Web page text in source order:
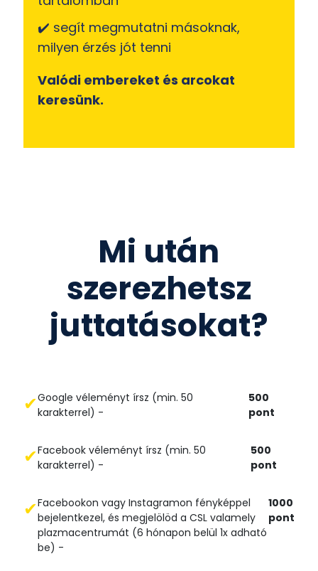
✔️ segít megmutatni másoknak,
milyen érzés jót tenni
Valódi embereket és arcokat
keresünk.
Mi után
szerezhetsz
juttatásokat?
✔Google véleményt írsz (min. 50
karakterrel) -
500
pont
✔Facebook véleményt írsz (min. 50
karakterrel) -
500
pont
✔Facebookon vagy Instagramon fényképpel
bejelentkezel, és megjelölöd a CSL valamely
plazmacentrumát (6 hónapon belül 1x adható
be) -
1000
pont